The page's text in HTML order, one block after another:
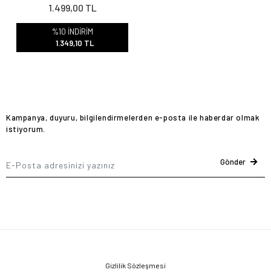
1.499,00 TL
%10 İNDİRİM
1.349,10 TL
Kampanya, duyuru, bilgilendirmelerden e-posta ile haberdar olmak
istiyorum.
Gönder
Gizlilik Sözleşmesi